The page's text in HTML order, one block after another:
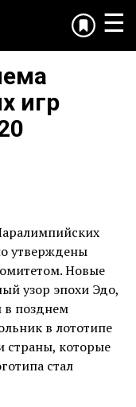
☰
игр
утверждены
Новые
узор эпохи Эдо,
в позднем
в лототипе
страны, которые
стал